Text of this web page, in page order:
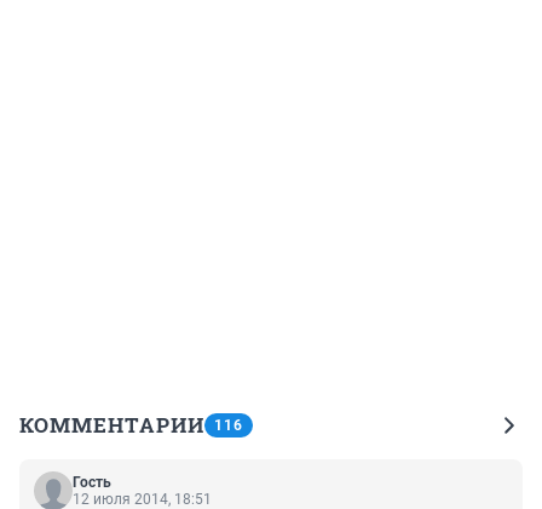
КОММЕНТАРИИ 116
Гость
12 июля 2014, 18:51